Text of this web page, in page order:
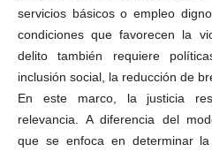
servicios básicos o empleo
condiciones que favorecen la
delito también requiere
inclusión social, la reducción de
En este marco, la justicia
relevancia. A diferencia del
que se enfoca en determinar